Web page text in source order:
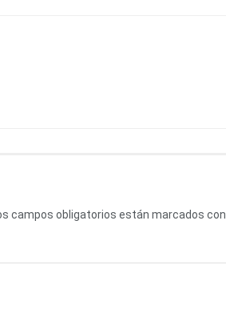
campos obligatorios están marcados con